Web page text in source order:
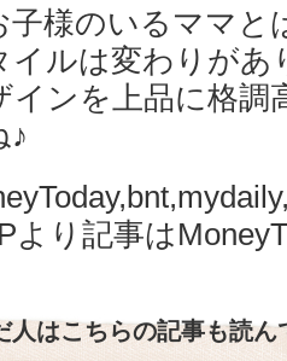
子様のいるママと
イルは変わりがあ
インを上品に格調
♪
より記事は
人はこちらの記事も読ん